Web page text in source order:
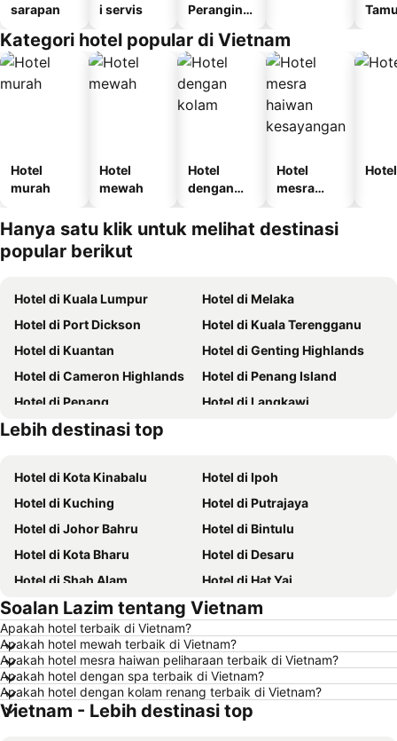
sarapan
i servis
Perangina
Kategori hotel popular di Vietnam
Hotel
murah
Hotel
mewah
Hotel
dengan
Hotel
mesra
kesayanga
n
Hanya satu klik untuk melihat destinasi
popular berikut
Hotel di Kuala Lumpur
Hotel di Melaka
Hotel di Port Dickson
Hotel di Kuala Terengganu
Hotel di Kuantan
Hotel di Genting Highlands
Hotel di Cameron Highlands
Hotel di Penang Island
Hotel di Penang
Hotel di Langkawi
Hotel di Terengganu
Lebih destinasi top
Hotel di Kota Kinabalu
Hotel di Ipoh
Hotel di Kuching
Hotel di Putrajaya
Hotel di Johor Bahru
Hotel di Bintulu
Hotel di Kota Bharu
Hotel di Desaru
Hotel di Shah Alam
Hotel di Hat Yai
Hotel di Batu Ferringhi
Hotel di Miri
Hotel di Georgetown
Hotel di Taiping
Hotel di Singapore
Hotel di Seremban
Hotel di Cherating
Hotel di Brinchang
Hotel di Perlis
Soalan Lazim tentang Vietnam
Apakah hotel terbaik di Vietnam?
Apakah hotel mewah terbaik di Vietnam?
Apakah hotel mesra haiwan peliharaan terbaik di Vietnam?
Apakah hotel dengan spa terbaik di Vietnam?
Apakah hotel dengan kolam renang terbaik di Vietnam?
Vietnam - Lebih destinasi top